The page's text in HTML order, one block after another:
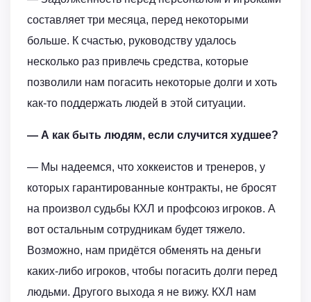
составляет три месяца, перед некоторыми
больше. К счастью, руководству удалось
несколько раз привлечь средства, которые
позволили нам погасить некоторые долги и хоть
как-то поддержать людей в этой ситуации.
— А как быть людям, если случится худшее?
— Мы надеемся, что хоккеистов и тренеров, у
которых гарантированные контракты, не бросят
на произвол судьбы КХЛ и профсоюз игроков. А
вот остальным сотрудникам будет тяжело.
Возможно, нам придётся обменять на деньги
каких-либо игроков, чтобы погасить долги перед
людьми. Другого выхода я не вижу. КХЛ нам